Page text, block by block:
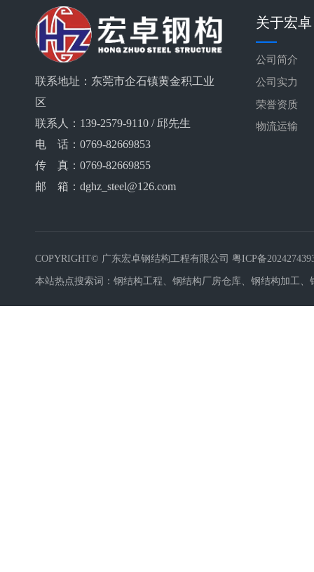
联系地址：东莞市企石镇黄金积工业
区
联系人：139-2579-9110 / 邱先生
电 话：0769-82669853
传 真：0769-82669855
邮 箱：dghz_steel@126.com
关于宏卓
公司简介
公司实力
荣誉资质
物流运输
COPYRIGHT© 广东宏卓钢结构工程有限公司 粤ICP备
本站热点搜索词： 钢结构工程 钢结构厂房仓库 钢结构加工